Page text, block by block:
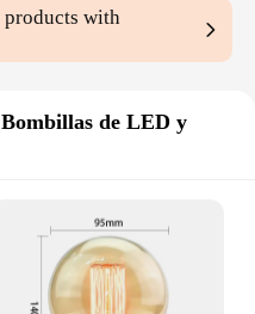
products with
Bombillas de LED y